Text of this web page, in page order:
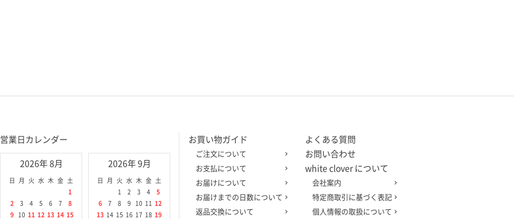
営業日カレンダー
2026年 8月
日 月 火 水 木 金
土
1
2
3 4 5 6 7
8
9
10 11 12 13 14 15
2026年 9月
日 月 火 水 木 金
土
1
2 3 4
5
6
7 8 9 10 11
12
13 14 15 16 17 18 19
お買い物ガイド
ご注文について
お支払について
お届けについて
お届けまでの日数について
返品交換について
よくある質問
お問い合わせ
white clover について
会社案内
特定商取引に基づく表記
個人情報の取扱について